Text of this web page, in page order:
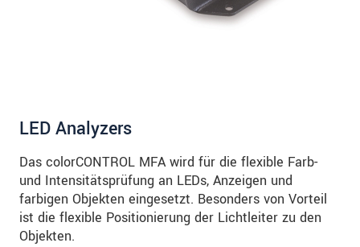
LED Analyzers
Das colorCONTROL MFA wird für die flexible Farb-
und Intensitätsprüfung an LEDs, Anzeigen und
farbigen Objekten eingesetzt. Besonders von Vorteil
ist die flexible Positionierung der Lichtleiter zu den
Objekten.